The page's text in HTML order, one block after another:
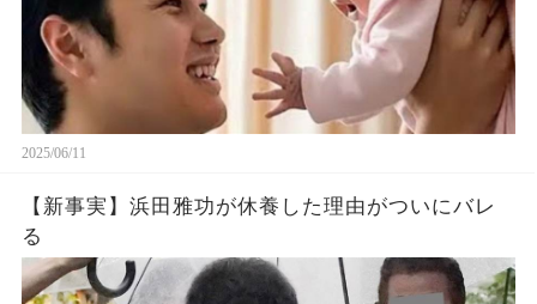
2025/06/11
【新事実】浜田雅功が休養した理由がついにバレ
る